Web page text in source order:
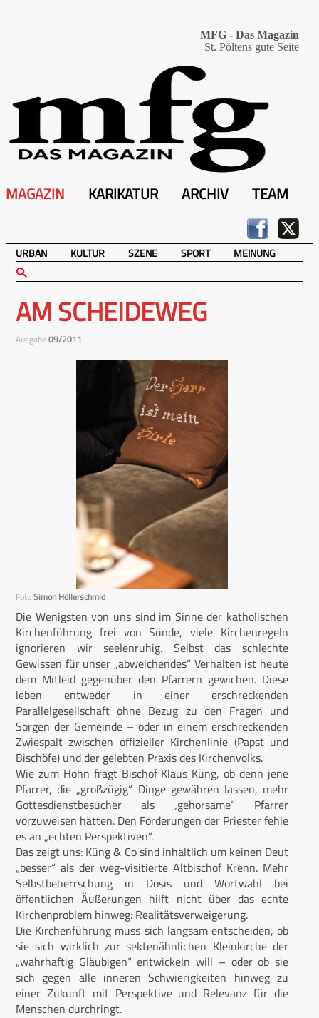
MFG - Das Magazin
St. Pöltens gute Seite
MAGAZIN KARIKATUR ARCHIV TEAM
URBAN KULTUR SZENE SPORT MEINUNG
AM SCHEIDEWEG
Ausgabe09/2011
FotoSimon Höllerschmid
Die Wenigsten von uns sind im Sinne der katholischen
Kirchenführung frei von Sünde, viele Kirchenregeln
ignorieren wir seelenruhig. Selbst das schlechte
Gewissen für unser „abweichendes“ Verhalten ist heute
dem Mitleid gegenüber den Pfarrern gewichen. Diese
leben entweder in einer erschreckenden
Parallelgesellschaft ohne Bezug zu den Fragen und
Sorgen der Gemeinde – oder in einem erschreckenden
Zwiespalt zwischen offizieller Kirchenlinie (Papst und
Bischöfe) und der gelebten Praxis des Kirchenvolks.
Wie zum Hohn fragt Bischof Klaus Küng, ob denn jene
Pfarrer, die „großzügig“ Dinge gewähren lassen, mehr
Gottesdienstbesucher als „gehorsame“ Pfarrer
vorzuweisen hätten. Den Forderungen der Priester fehle
es an „echten Perspektiven“.
Das zeigt uns: Küng & Co sind inhaltlich um keinen Deut
„besser“ als der weg-visitierte Altbischof Krenn. Mehr
Selbstbeherrschung in Dosis und Wortwahl bei
öffentlichen Äußerungen hilft nicht über das echte
Kirchenproblem hinweg: Realitätsverweigerung.
Die Kirchenführung muss sich langsam entscheiden, ob
sie sich wirklich zur sektenähnlichen Kleinkirche der
„wahrhaftig Gläubigen“ entwickeln will – oder ob sie
sich gegen alle inneren Schwierigkeiten hinweg zu
einer Zukunft mit Perspektive und Relevanz für die
Menschen durchringt.